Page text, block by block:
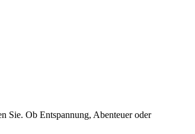
Sie. Ob Entspannung, Abenteuer oder